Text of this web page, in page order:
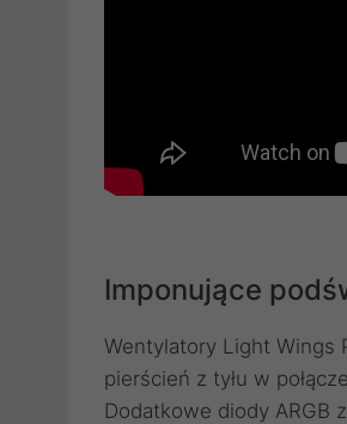
Imponujące
Wentylatory Light Wings
pierścień z tyłu w
Dodatkowe diody ARGB